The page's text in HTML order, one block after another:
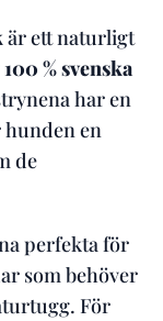
är ett naturligt
100 % svenska
har en
hunden en
de
perfekta för
som behöver
För